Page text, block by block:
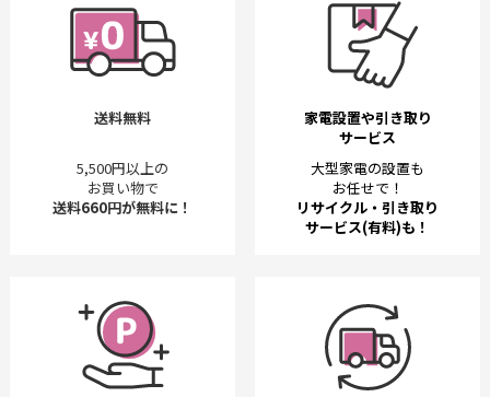
送料無料
5,500円以上の
お買い物で
送料660円が無料に！
家電設置や引き取り
サービス
大型家電の設置も
お任せで！
リサイクル・引き取り
サービス(有料)も！